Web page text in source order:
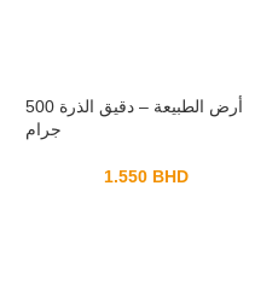
أرض الطبيعة – دقيق الذرة 500
جرام
1.550 BHD